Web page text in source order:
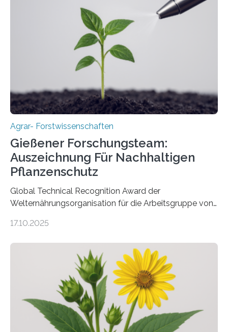
Agrar- Forstwissenschaften
Gießener Forschungsteam:
Auszeichnung Für Nachhaltigen
Pflanzenschutz
Global Technical Recognition Award der
Welternährungsorganisation für die Arbeitsgruppe von
Insektenbiotechnologie der JLU Insekten spielen eine
aber Krankheiten übertragen und der Landwirtschaft
und dem Gartenbau erhebliche Schäden zufügen. Es ist
daher entscheidend, Schadinsekten effektiv zu
bekämpfen, während gleichzeitig nützliche Insekten
erhalten bleiben. An der Justus-Liebig-Universität
Gießen (JLU) erforscht die Arbeitsgruppe von Prof. Dr.
Marc F. Schetelig am Institut für
17.10.2025